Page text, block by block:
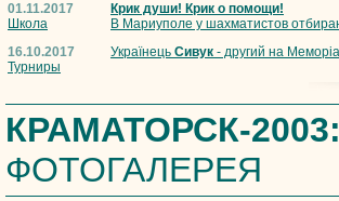
01.11.2017
Школа
Крик души! Крик о помощи!
В Мариуполе у шахматистов
16.10.2017
Турниры
Українець Сивук - другий на
КРАМАТОРСК-2003:
ФОТОГАЛЕРЕЯ